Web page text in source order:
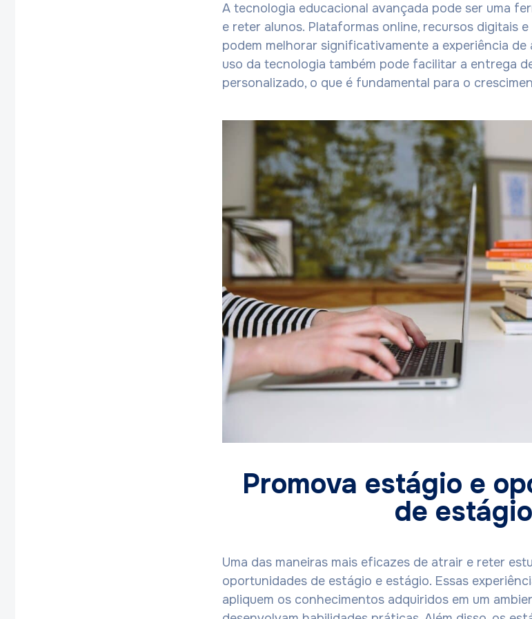
A tecnologia educacional avançada pode ser uma
e reter alunos. Plataformas online, recursos digitais
podem melhorar significativamente a experiência de
uso da tecnologia também pode facilitar a entrega
personalizado, o que é fundamental para o
Promova estágio e
de estágio
Uma das maneiras mais eficazes de atrair e reter
oportunidades de estágio e estágio. Essas
apliquem os conhecimentos adquiridos em um